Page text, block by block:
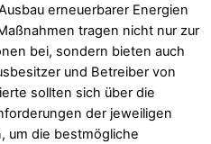
erneuerbarer Energien
tragen nicht nur zur
bei, sondern bieten auch
und Betreiber von
sollten sich über die
der jeweiligen
um die bestmögliche